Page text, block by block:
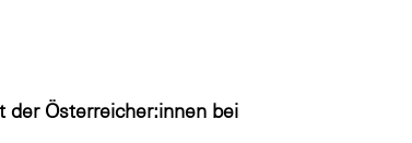
der Österreicher:innen bei